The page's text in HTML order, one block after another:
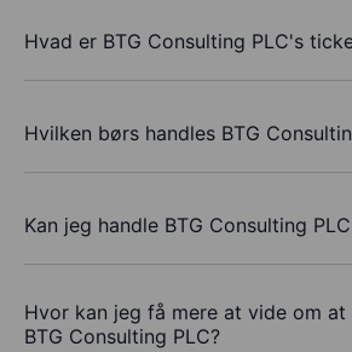
Hvad er BTG Consulting PLC's
Hvilken børs handles BTG
Kan jeg handle BTG Consulting
Hvor kan jeg få mere at vide om at
BTG Consulting PLC?